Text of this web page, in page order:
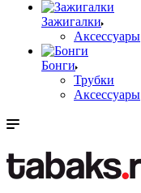
Зажигалки
Аксессуары
Бонги
Трубки
Аксессуары